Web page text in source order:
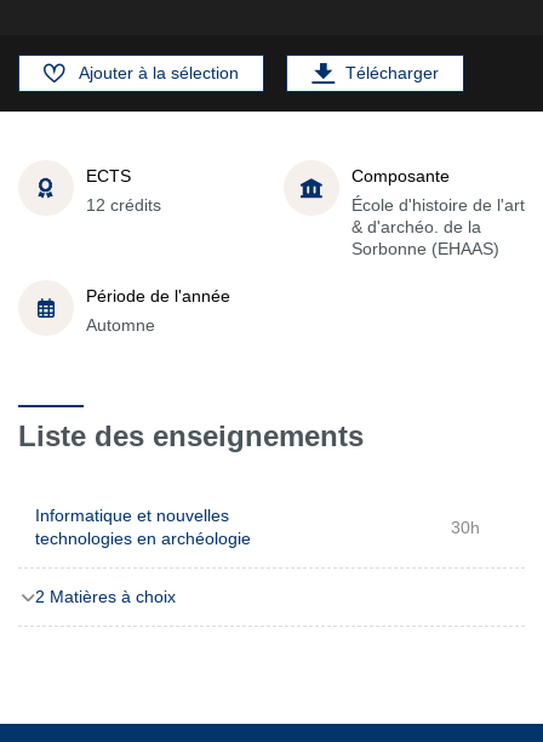
Ajouter à la sélection Télécharger
ECTS
12 crédits
Composante
École d'histoire de l'art
& d'archéo. de la
Sorbonne (EHAAS)
Période de l'année
Automne
Liste des enseignements
Informatique et nouvelles
technologies en archéologie
30h
2 Matières à choix